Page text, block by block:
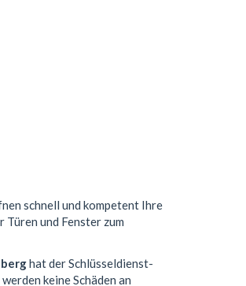
schnell und kompetent Ihre
und Fenster zum
hat der Schlüsseldienst-
keine Schäden an